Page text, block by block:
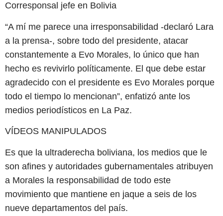
Corresponsal jefe en Bolivia
“A mí me parece una irresponsabilidad -declaró Lara
a la prensa-, sobre todo del presidente, atacar
constantemente a Evo Morales, lo único que han
hecho es revivirlo políticamente. El que debe estar
agradecido con el presidente es Evo Morales porque
todo el tiempo lo mencionan”, enfatizó ante los
medios periodísticos en La Paz.
VÍDEOS MANIPULADOS
Es que la ultraderecha boliviana, los medios que le
son afines y autoridades gubernamentales atribuyen
a Morales la responsabilidad de todo este
movimiento que mantiene en jaque a seis de los
nueve departamentos del país.